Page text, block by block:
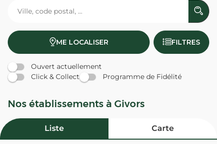
ME LOCALISER FILTRES
Ouvert actuellement
Click & Collect
Programme de Fidélité
Nos établissements à Givors
Liste Carte